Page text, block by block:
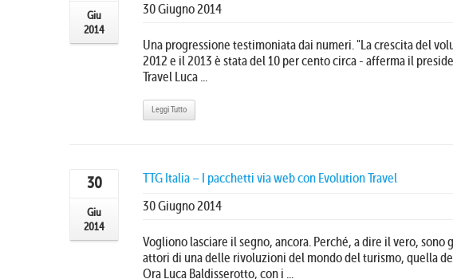
Giu
2014
30 Giugno 2014
Una progressione testimoniata dai numeri. "La crescita del
2012 e il 2013 è stata del 10 per cento circa - afferma il
Travel Luca ...
Leggi Tutto
30
Giu
2014
TTG Italia – I pacchetti via web con Evolution Travel
30 Giugno 2014
Vogliono lasciare il segno, ancora. Perché, a dire il vero, sono
attori di una delle rivoluzioni del mondo del turismo, quella
Ora Luca Baldisserotto, con i ...